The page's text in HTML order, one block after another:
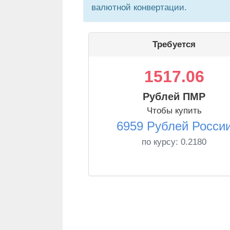
валютной конвертации.
Требуется
1517.06
Рублей ПМР
Чтобы купить
6959 Рублей
по курсу: 0.2180